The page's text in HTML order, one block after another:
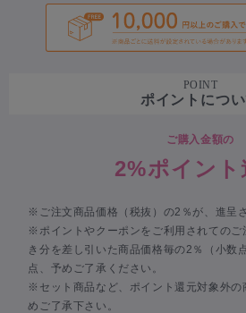
POINT
ポイントにつ
ご購入金額の
2%ポイント
※ご注文商品価格（税抜）の2％が、進呈さ
※ポイントやクーポンをご利用されてのご
き分を差し引いた商品価格毎の2％（小数
点、予めご了承ください。
※セット商品など、ポイント還元対象外の
めご了承下さい。